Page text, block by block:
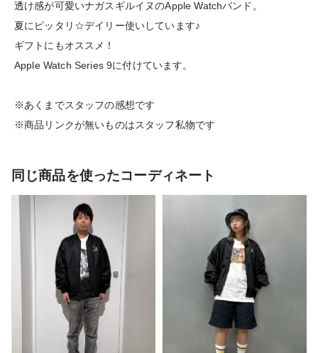
透け感が可愛いナガスギルイヌのApple Watchバンド。
夏にピッタリ☆デイリー使いしています♪
ギフトにもオススメ！
Apple Watch Series 9に付けています。
※あくまでスタッフの感想です
※商品リンクが無いものはスタッフ私物です
同じ商品を使ったコーディネート